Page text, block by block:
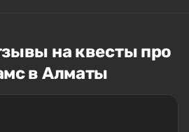
на квесты про
в Алматы